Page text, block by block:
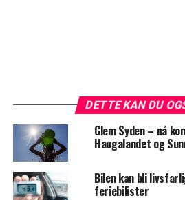
DETTE KAN DU
Glem Syden – nå
Haugalandet og
Bilen kan bli
feriebilister